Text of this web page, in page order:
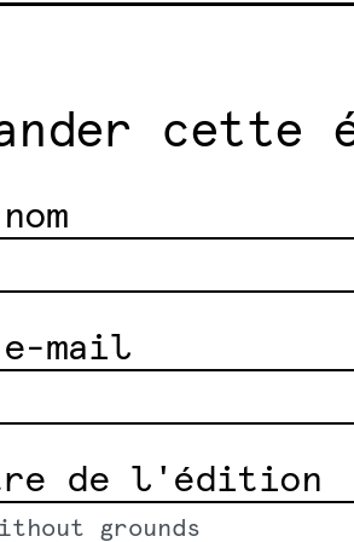
cette
mail
de l'édition